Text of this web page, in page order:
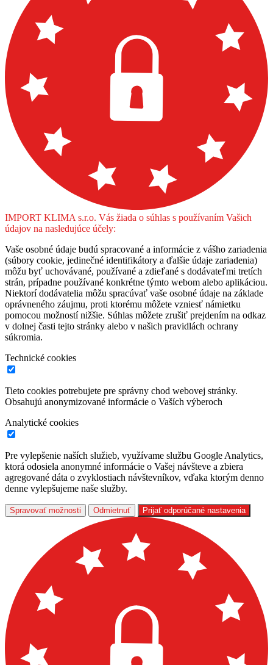
IMPORT KLIMA s.r.o. Vás žiada o súhlas s používaním Vašich
údajov na nasledujúce účely:
Vaše osobné údaje budú spracované a informácie z vášho zariadenia
(súbory cookie, jedinečné identifikátory a ďalšie údaje zariadenia)
môžu byť uchovávané, používané a zdieľané s dodávateľmi tretích
strán, prípadne používané konkrétne týmto webom alebo aplikáciou.
Niektorí dodávatelia môžu spracúvať vaše osobné údaje na základe
oprávneného záujmu, proti ktorému môžete vzniesť námietku
pomocou možností nižšie. Súhlas môžete zrušiť prejdením na odkaz
v dolnej časti tejto stránky alebo v našich pravidlách ochrany
súkromia.
Technické cookies
Tieto cookies potrebujete pre správny chod webovej stránky.
Obsahujú anonymizované informácie o Vaších výberoch
Analytické cookies
Pre vylepšenie naších služieb, využívame službu Google Analytics,
ktorá odosiela anonymné informácie o Vašej návšteve a zbiera
agregované dáta o zvyklostiach návštevníkov, vďaka ktorým denno
denne vylepšujeme naše služby.
Spravovať možnosti Odmietnuť Prijať odporúčané nastavenia